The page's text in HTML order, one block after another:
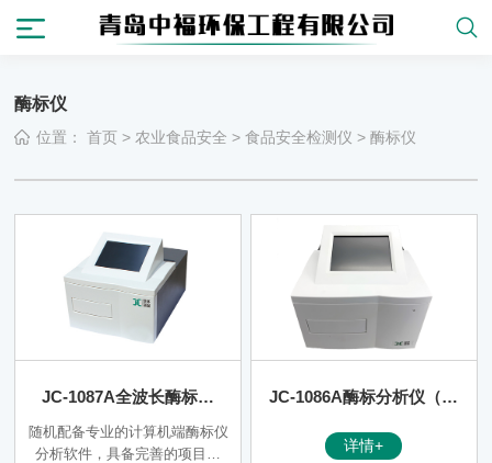
酶标仪
位置：首页 > 农业食品安全 >食品安全检测仪 >酶标仪
JC-1087A全波长酶标仪
（非医用）
随机配备专业的计算机端酶标仪
分析软件，具备完善的项目检
JC-1086A酶标分析仪（非
详情+